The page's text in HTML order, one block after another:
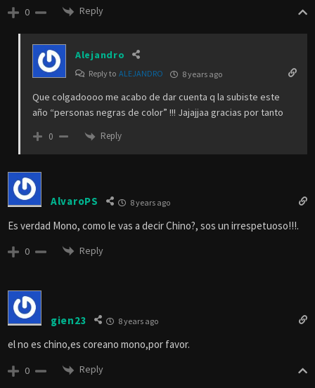
0 Reply
Alejandro
Reply to ALEJANDRO 8 years ago
Que colgadoooo me acabo de dar cuenta q la subiste este
año “personas negras de color” !!! Jajajjaa gracias por tanto
0 Reply
AlvaroPS 8 years ago
Es verdad Mono, como le vas a decir Chino?, sos un irrespetuoso!!!.
0 Reply
gien23 8 years ago
el no es chino,es coreano mono,por favor.
0 Reply